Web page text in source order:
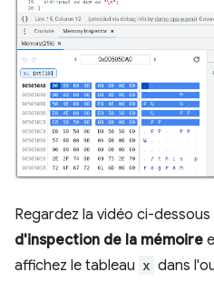
Regardez la vidéo ci-
d'inspection de la mémoire
affichez le tableau x dans